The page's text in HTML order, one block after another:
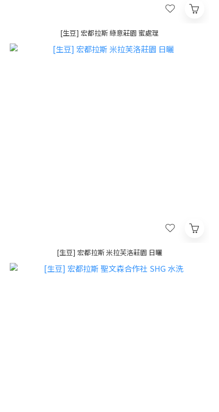
[生豆] 宏都拉斯 綠意莊園 蜜處理
[生豆] 宏都拉斯 米拉芙洛莊園 日曬